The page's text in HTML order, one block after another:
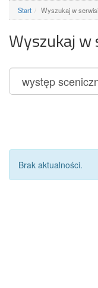
Start Wyszukaj w
Wyszukaj w
Brak aktualności.